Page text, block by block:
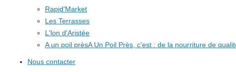
Rapid'Market
Les Terrasses
L'lon d'Aristée
A un poil prèsA Un Poil Près, c'est : de la nourriture de
Nous contacter